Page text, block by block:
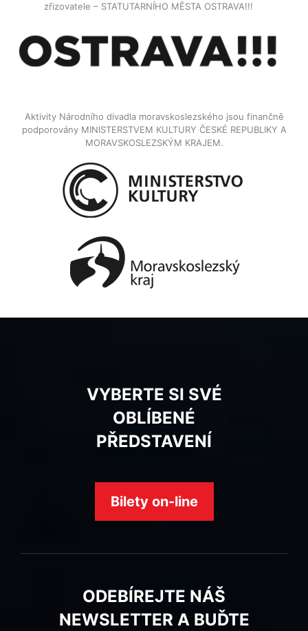
zřizovatele – STATUTARNÍHO MĚSTA OSTRAVA!!!
Aktivity Národního divadla moravskoslezského jsou finančně
podporovány MINISTERSTVEM KULTURY ČESKÉ REPUBLIKY A
MORAVSKOSLEZSKÝM KRAJEM.
VYBERTE SI SVÉ
OBLÍBENÉ
PŘEDSTAVENÍ
Bilety on-line
ODEBÍREJTE NÁŠ
NEWSLETTER A BUĎTE